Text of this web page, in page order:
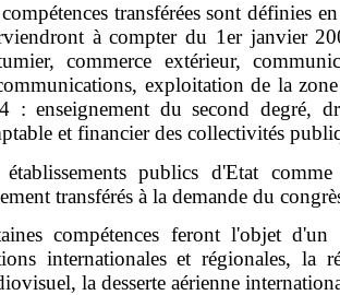
transférées sont définies
à compter du 1er janvier
commerce extérieur,
exploitation de la
: enseignement du second degré,
et financier des collectivités
établissements publics d'Etat
transférés à la demande du
compétences feront l'objet
internationales et régionales, la
la desserte aérienne